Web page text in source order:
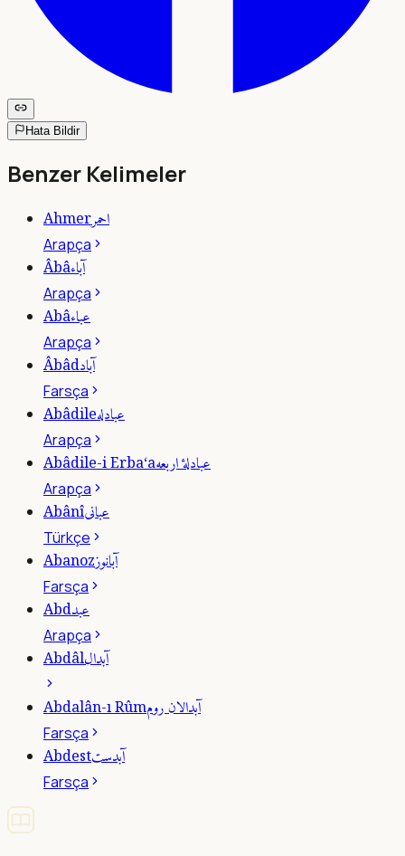
Hata Bildir
Benzer Kelimeler
Ahmerاحمر
Arapça
Âbâآباء
Arapça
Abâعباء
Arapça
Âbâdآباد
Farsça
Abâdileعبادله
Arapça
Abâdile-i Erba‘aعبادلۀ اربعه
Arapça
Abânîعبانى
Türkçe
Abanozآبانوز
Farsça
Abdعبد
Arapça
Abdâlآبدال
Abdalân-ı Rûmآبدالان روم
Farsça
Abdestآبدست
Farsça